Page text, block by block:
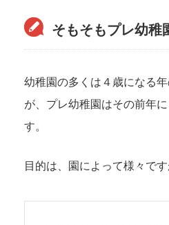
そもそもプレ幼稚
幼稚園の多くは４歳になる
が、プレ幼稚園はその前年
す。
目的は、園によって様々です